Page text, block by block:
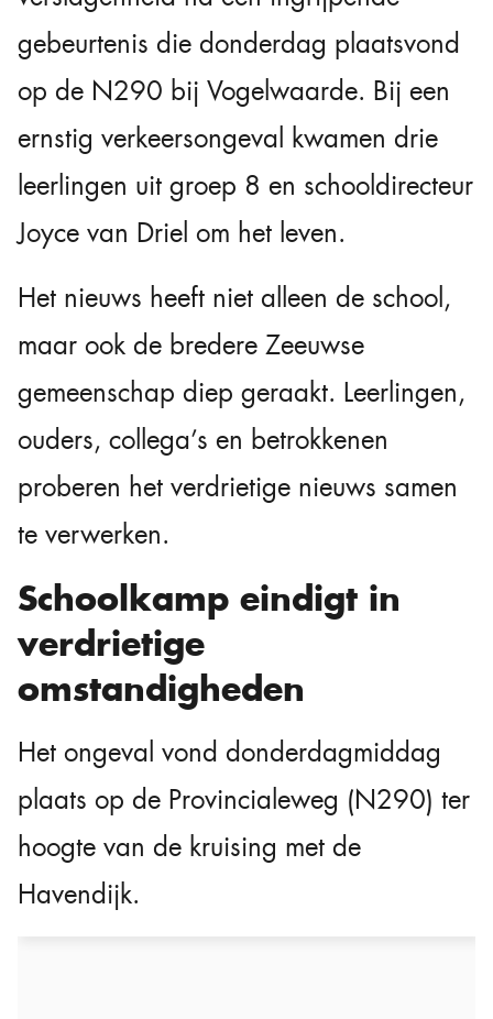
gebeurtenis die donderdag plaatsvond
op de N290 bij Vogelwaarde. Bij een
ernstig verkeersongeval kwamen drie
leerlingen uit groep 8 en schooldirecteur
Joyce van Driel om het leven.
Het nieuws heeft niet alleen de school,
maar ook de bredere Zeeuwse
gemeenschap diep geraakt. Leerlingen,
ouders, collega’s en betrokkenen
proberen het verdrietige nieuws samen
te verwerken.
Schoolkamp eindigt in
verdrietige
omstandigheden
Het ongeval vond donderdagmiddag
plaats op de Provincialeweg (N290) ter
hoogte van de kruising met de
Havendijk.